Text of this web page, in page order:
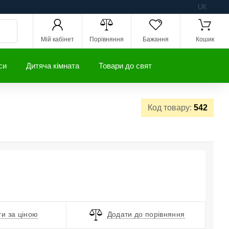
UK
Мій кабінет Порівняння Бажання Кошик
Дитяча кімната Товари до свят
Код товару: 542
за ціною Додати до порівняння